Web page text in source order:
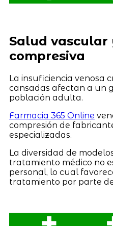
Salud vascular
compresiva
La insuficiencia venosa
cansadas afectan a un
población adulta.
Farmacia 365 Online
compresión de
especializadas.
La diversidad de
tratamiento médico no
personal, lo cual
tratamiento por parte